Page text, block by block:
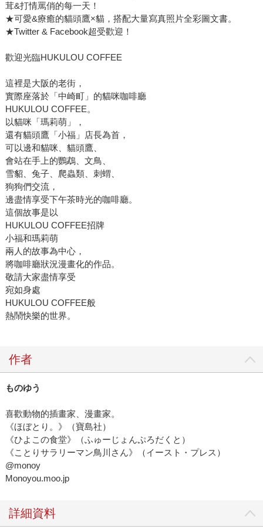
茸&打情罵俏的每一天！
★可愛&療癒的貓頭鷹×貓，搭配大量寫真照片全彩圖文書。
★Twitter & Facebook超受歡迎！
歡迎光臨HUKULOU COFFEE
這裡是大阪的老街，
實際座落於「中崎町」的貓咪咖啡廳
HUKULOU COFFEE。
以貓咪「瑪莉萌」，
還有貓頭鷹「小福」店長為首，
可以邊和貓咪、貓頭鷹、
會站在手上的鸚鵡、文鳥、
雪貂、兔子、爬蟲類、刺蝟、
狗狗們交流，
邊盡情享受下午茶時光的咖啡廳。
這個故事是以
HUKULOU COFFEE招牌
小福和瑪莉萌
兩人的故事為中心，
將咖啡廳狀況漫畫化的作品。
敬請大家盡情享受
宛如身處
HUKULOU COFFEE般
熱鬧快樂的世界。
作者
ものゆう
喜歡動物的插畫家、漫畫家。
《ほぼとり。》（寶島社）
《ひよこの食堂》（ふゅーじょんぷろだくと）
《ことりサラリーマン鳥川さん》（イースト・プレス）
@monoy
Monoyou.moo.jp
詳細資料